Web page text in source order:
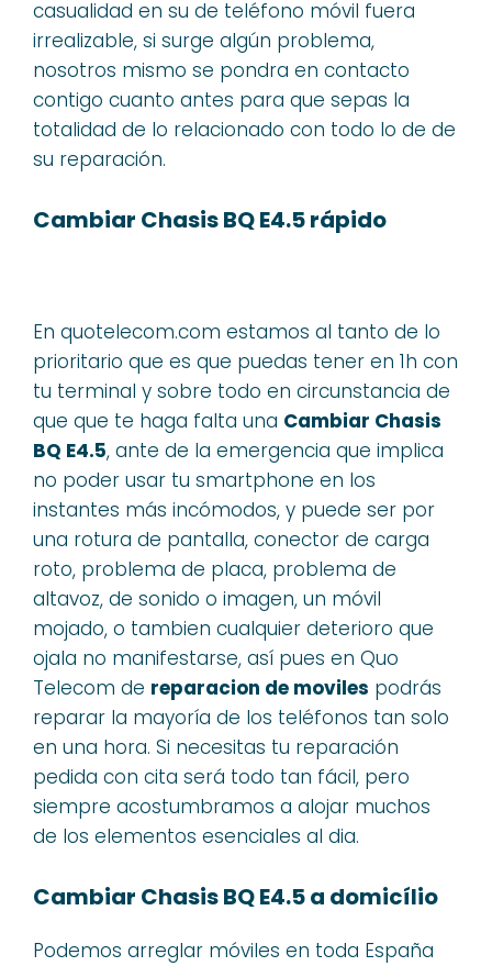
casualidad en su de teléfono móvil fuera
irrealizable, si surge algún problema,
nosotros mismo se pondra en contacto
contigo cuanto antes para que sepas la
totalidad de lo relacionado con todo lo de de
su reparación.
Cambiar Chasis BQ E4.5 rápido
En quotelecom.com estamos al tanto de lo
prioritario que es que puedas tener en 1h con
tu terminal y sobre todo en circunstancia de
que que te haga falta una Cambiar Chasis
BQ E4.5, ante de la emergencia que implica
no poder usar tu smartphone en los
instantes más incómodos, y puede ser por
una rotura de pantalla, conector de carga
roto, problema de placa, problema de
altavoz, de sonido o imagen, un móvil
mojado, o tambien cualquier deterioro que
ojala no manifestarse, así pues en Quo
Telecom de reparacion de moviles podrás
reparar la mayoría de los teléfonos tan solo
en una hora. Si necesitas tu reparación
pedida con cita será todo tan fácil, pero
siempre acostumbramos a alojar muchos
de los elementos esenciales al dia.
Cambiar Chasis BQ E4.5 a domicílio
Podemos arreglar móviles en toda España